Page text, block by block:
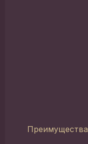
Преимущества